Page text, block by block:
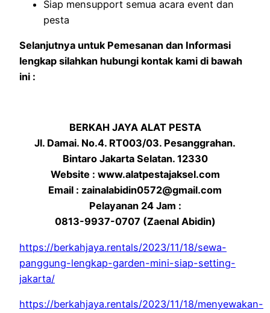
Siap mensupport semua acara event dan
pesta
Selanjutnya untuk Pemesanan dan Informasi
lengkap silahkan hubungi kontak kami di bawah
ini :
BERKAH JAYA ALAT PESTA
Jl. Damai. No.4. RT003/03. Pesanggrahan.
Bintaro Jakarta Selatan. 12330
Website : www.alatpestajaksel.com
Email : zainalabidin0572@gmail.com
Pelayanan 24 Jam :
0813-9937-0707 (Zaenal Abidin)
https://berkahjaya.rentals/2023/11/18/sewa-
panggung-lengkap-garden-mini-siap-setting-
jakarta/
https://berkahjaya.rentals/2023/11/18/menyewakan-